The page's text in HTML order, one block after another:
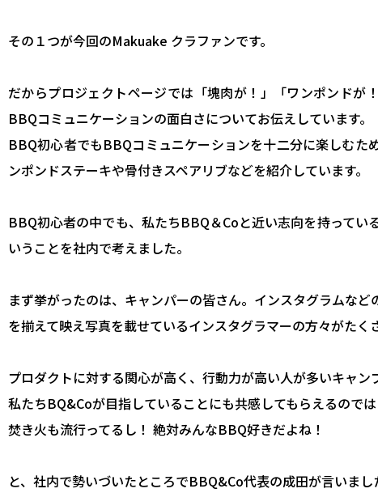
その１つが今回のMakuake クラファンです。
だからプロジェクトページでは「塊肉が！」「ワンポンドが
BBQコミュニケーションの面白さについてお伝えしています。
BBQ初心者でもBBQコミュニケーションを十二分に楽しむた
ンポンドステーキや骨付きスペアリブなどを紹介しています。
BBQ初心者の中でも、私たちBBQ＆Coと近い志向を持ってい
いうことを社内で考えました。
まず挙がったのは、キャンパーの皆さん。インスタグラムな
を揃えて映え写真を載せているインスタグラマーの方々がたく
プロダクトに対する関心が高く、行動力が高い人が多いキャン
私たちBQ&Coが目指していることにも共感してもらえるのでは
焚き火も流行ってるし！ 絶対みんなBBQ好きだよね！
と、社内で勢いづいたところでBBQ&Co代表の成田が言いまし